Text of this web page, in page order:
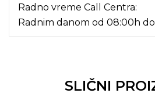
Radno vreme Call Centra:
Radnim danom od 08:00h do
SLIČNI